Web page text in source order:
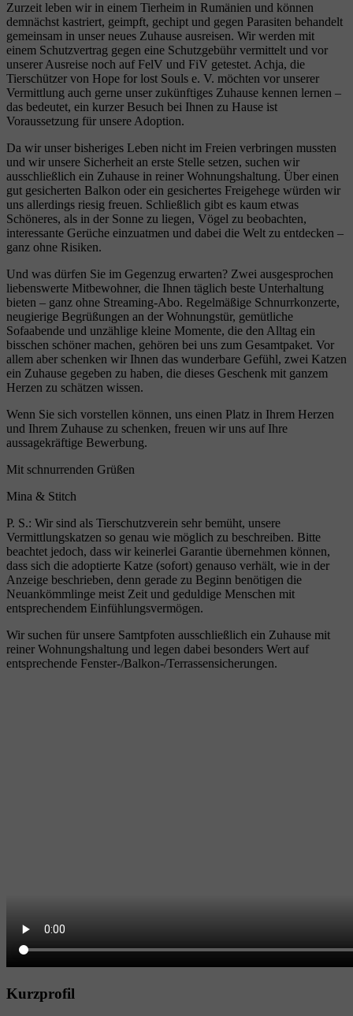
Zurzeit leben wir in einem Tierheim in Rumänien und können
demnächst kastriert, geimpft, gechipt und gegen Parasiten behandelt
gemeinsam in unser neues Zuhause ausreisen. Wir werden mit
einem Schutzvertrag gegen eine Schutzgebühr vermittelt und vor
unserer Ausreise noch auf FelV und FiV getestet. Achja, die
Tierschützer von Hope for lost Souls e. V. möchten vor unserer
Vermittlung auch gerne unser zukünftiges Zuhause kennen lernen –
das bedeutet, ein kurzer Besuch bei Ihnen zu Hause ist
Voraussetzung für unsere Adoption.
Da wir unser bisheriges Leben nicht im Freien verbringen mussten
und wir unsere Sicherheit an erste Stelle setzen, suchen wir
ausschließlich ein Zuhause in reiner Wohnungshaltung. Über einen
gut gesicherten Balkon oder ein gesichertes Freigehege würden wir
uns allerdings riesig freuen. Schließlich gibt es kaum etwas
Schöneres, als in der Sonne zu liegen, Vögel zu beobachten,
interessante Gerüche einzuatmen und dabei die Welt zu entdecken –
ganz ohne Risiken.
Und was dürfen Sie im Gegenzug erwarten? Zwei ausgesprochen
liebenswerte Mitbewohner, die Ihnen täglich beste Unterhaltung
bieten – ganz ohne Streaming-Abo. Regelmäßige Schnurrkonzerte,
neugierige Begrüßungen an der Wohnungstür, gemütliche
Sofaabende und unzählige kleine Momente, die den Alltag ein
bisschen schöner machen, gehören bei uns zum Gesamtpaket. Vor
allem aber schenken wir Ihnen das wunderbare Gefühl, zwei Katzen
ein Zuhause gegeben zu haben, die dieses Geschenk mit ganzem
Herzen zu schätzen wissen.
Wenn Sie sich vorstellen können, uns einen Platz in Ihrem Herzen
und Ihrem Zuhause zu schenken, freuen wir uns auf Ihre
aussagekräftige Bewerbung.
Mit schnurrenden Grüßen
Mina & Stitch
P. S.: Wir sind als Tierschutzverein sehr bemüht, unsere
Vermittlungskatzen so genau wie möglich zu beschreiben. Bitte
beachtet jedoch, dass wir keinerlei Garantie übernehmen können,
dass sich die adoptierte Katze (sofort) genauso verhält, wie in der
Anzeige beschrieben, denn gerade zu Beginn benötigen die
Neuankömmlinge meist Zeit und geduldige Menschen mit
entsprechendem Einfühlungsvermögen.
Wir suchen für unsere Samtpfoten ausschließlich ein Zuhause mit
reiner Wohnungshaltung und legen dabei besonders Wert auf
entsprechende Fenster-/Balkon-/Terrassensicherungen.
Kurzprofil